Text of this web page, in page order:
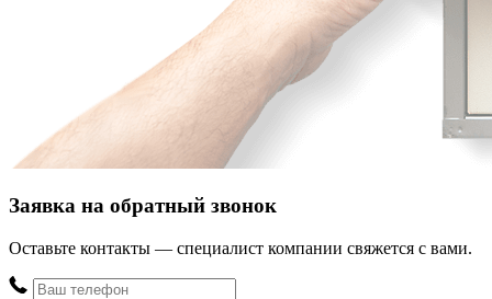
Заявка на обратный звонок
Оставьте контакты — специалист компании свяжется с вами.